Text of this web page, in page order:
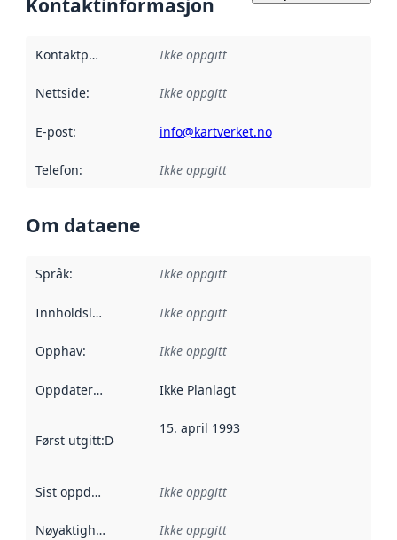
Kontaktinformasjon
Kontaktpunkt Ikke oppgitt
Nettside: Ikke oppgitt
E-post: info@kartverket.no
Telefon: Ikke oppgitt
Om dataene
Språk: Ikke oppgitt
Innholdsleverandører :
Ikke oppgitt
Opphav: Ikke oppgitt
Oppdateringsfrekvens :
Ikke Planlagt
Først utgitt:Denne datoen sier når dataene i dette
15. april 1993
Sist oppdatert Ikke oppgitt
Nøyaktighet Ikke oppgitt